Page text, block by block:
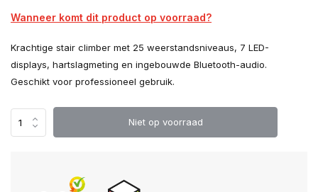
Wanneer komt dit product op voorraad?
Krachtige stair climber met 25 weerstandsniveaus, 7 LED-
displays, hartslagmeting en ingebouwde Bluetooth-audio.
Geschikt voor professioneel gebruik.
Niet op voorraad